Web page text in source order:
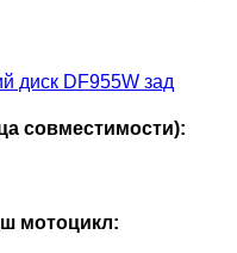
диск DF955W зад
совместимости):
мотоцикл: